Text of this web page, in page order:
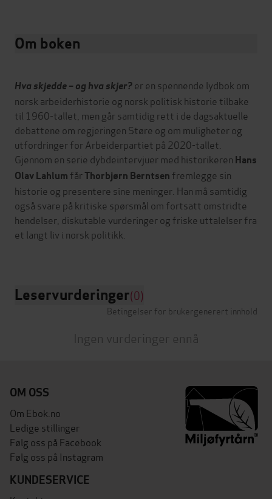
Om boken
Hva skjedde – og hva skjer?er en spennende lydbok om
norsk arbeiderhistorie og norsk politisk historie tilbake
til 1960-tallet, men går samtidig rett i de dagsaktuelle
debattene om regjeringen Støre og om muligheter og
utfordringer for Arbeiderpartiet på 2020-tallet.
Gjennom en serie dybdeintervjuer med historikeren Hans
Olav Lahlum fårThorbjørn Berntsen fremlegge sin
historie og presentere sine meninger. Han må samtidig
også svare på kritiske spørsmål om fortsatt omstridte
hendelser, diskutable vurderinger og friske uttalelser fra
et langt liv i norsk politikk.
Leservurderinger(0)
Betingelser for brukergenerert innhold
Ingen vurderinger ennå
OM OSS
Om Ebok.no
Ledige stillinger
Følg oss på Facebook
Følg oss på Instagram
KUNDESERVICE